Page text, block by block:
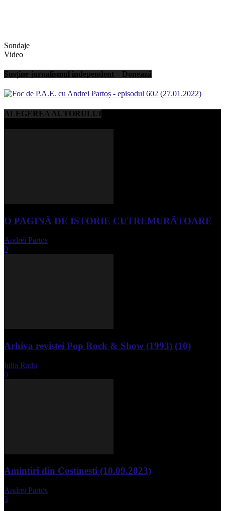
Sondaje
Video
Susține jurnalismul independent – Donează
ALEGEREA AUTORULUI
O PAGINĂ DE ISTORIE CUTREMURĂTOARE
Andrei Partos
0
Arhiva revistei Pop Rock & Show (1993) (10)
Iulia Radu
0
Amintiri din Costinesti (10.09.2023)
Andrei Partos
3